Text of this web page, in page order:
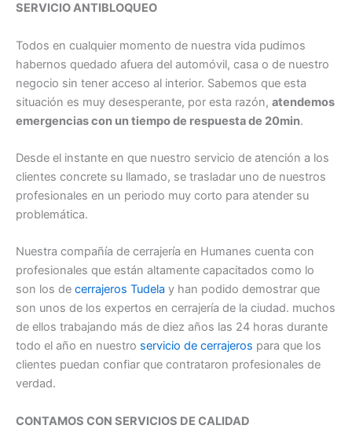
SERVICIO ANTIBLOQUEO
Todos en cualquier momento de nuestra vida pudimos
habernos quedado afuera del automóvil, casa o de nuestro
negocio sin tener acceso al interior. Sabemos que esta
situación es muy desesperante, por esta razón, atendemos
emergencias con un tiempo de respuesta de 20min.
Desde el instante en que nuestro servicio de atención a los
clientes concrete su llamado, se trasladar uno de nuestros
profesionales en un periodo muy corto para atender su
problemática.
Nuestra compañía de cerrajería en Humanes cuenta con
profesionales que están altamente capacitados como lo
son los de cerrajeros Tudela y han podido demostrar que
son unos de los expertos en cerrajería de la ciudad. muchos
de ellos trabajando más de diez años las 24 horas durante
todo el año en nuestro servicio de cerrajeros para que los
clientes puedan confiar que contrataron profesionales de
verdad.
CONTAMOS CON SERVICIOS DE CALIDAD